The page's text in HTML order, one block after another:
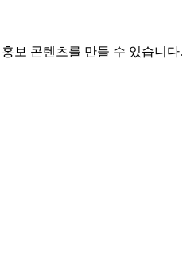
보 콘텐츠를 만들 수 있습니다.